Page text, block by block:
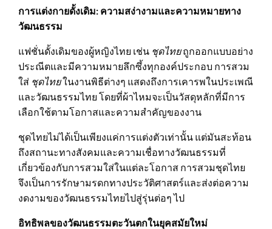
การแต่งกายดั้งเดิม: ความสง่างามและความหมายทาง
วัฒนธรรม
แฟชั่นดั้งเดิมของผู้หญิงไทย เช่น ชุดไทยถูกออกแบบอย่าง
ประณีตและมีความหมายลึกซึ้งทุกองค์ประกอบ การสวม
ใส่ ชุดไทยในงานพิธีต่างๆ แสดงถึงการเคารพในประเพณี
และวัฒนธรรมไทย โดยที่ผ้าไหมจะเป็นวัสดุหลักที่มีการ
เลือกใช้ตามโอกาสและความสำคัญของงาน
ชุดไทยไม่ได้เป็นเพียงแค่การแต่งตัวเท่านั้น แต่มันสะท้อน
ถึงสถานะทางสังคมและความเชื่อทางวัฒนธรรมที่
เกี่ยวข้องกับการสวมใส่ในแต่ละโอกาส การสวมชุดไทย
จึงเป็นการรักษามรดกทางประวัติศาสตร์และส่งต่อความ
งดงามของวัฒนธรรมไทยไปสู่รุ่นต่อๆ ไป
อิทธิพลของวัฒนธรรมตะวันตกในยุคสมัยใหม่